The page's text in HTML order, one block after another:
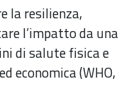
la resilienza,
l’impatto da una
di salute fisica e
economica (WHO,